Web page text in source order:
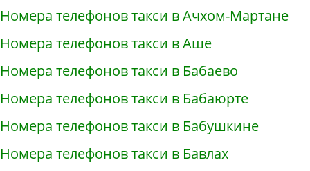
Номера телефонов такси в Ачхом-Мартане
Номера телефонов такси в Аше
Номера телефонов такси в Бабаево
Номера телефонов такси в Бабаюрте
Номера телефонов такси в Бабушкине
Номера телефонов такси в Бавлах